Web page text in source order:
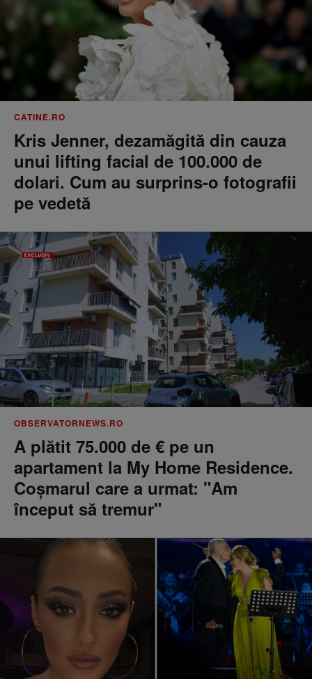
CATINE.RO
Kris Jenner, dezamăgită din cauza
unui lifting facial de 100.000 de
dolari. Cum au surprins-o fotografii
pe vedetă
OBSERVATORNEWS.RO
A plătit 75.000 de € pe un
apartament la My Home Residence.
Coşmarul care a urmat: "Am
început să tremur"